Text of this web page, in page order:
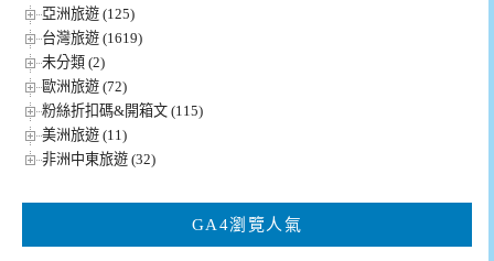
亞洲旅遊 (125)
台灣旅遊 (1619)
未分類 (2)
歐洲旅遊 (72)
粉絲折扣碼&開箱文 (115)
美洲旅遊 (11)
非洲中東旅遊 (32)
GA4瀏覽人氣